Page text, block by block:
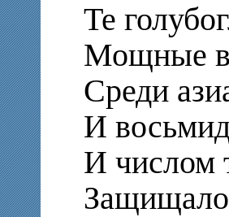
Те
Мощные
Среди
И
И числом
Защищало